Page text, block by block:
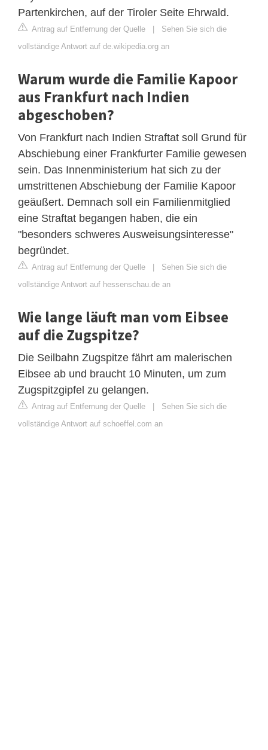
Partenkirchen, auf der Tiroler Seite Ehrwald.
Antrag auf Entfernung der Quelle | Sehen Sie sich die
vollständige Antwort auf de.wikipedia.org an
Warum wurde die Familie Kapoor
aus Frankfurt nach Indien
abgeschoben?
Von Frankfurt nach Indien Straftat soll Grund für
Abschiebung einer Frankfurter Familie gewesen
sein. Das Innenministerium hat sich zu der
umstrittenen Abschiebung der Familie Kapoor
geäußert. Demnach soll ein Familienmitglied
eine Straftat begangen haben, die ein
"besonders schweres Ausweisungsinteresse"
begründet.
Antrag auf Entfernung der Quelle | Sehen Sie sich die
vollständige Antwort auf hessenschau.de an
Wie lange läuft man vom Eibsee
auf die Zugspitze?
Die Seilbahn Zugspitze fährt am malerischen
Eibsee ab und braucht 10 Minuten, um zum
Zugspitzgipfel zu gelangen.
Antrag auf Entfernung der Quelle | Sehen Sie sich die
vollständige Antwort auf schoeffel.com an